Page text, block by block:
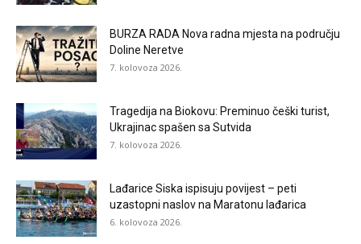
BURZA RADA Nova radna mjesta na području
Doline Neretve
7. kolovoza 2026.
Tragedija na Biokovu: Preminuo češki turist,
Ukrajinac spašen sa Sutvida
7. kolovoza 2026.
Lađarice Siska ispisuju povijest – peti
uzastopni naslov na Maratonu lađarica
6. kolovoza 2026.